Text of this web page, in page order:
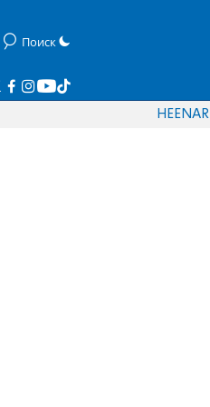
Поиск
HEENAR